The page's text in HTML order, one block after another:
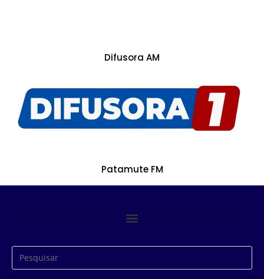
Difusora AM
Patamute FM